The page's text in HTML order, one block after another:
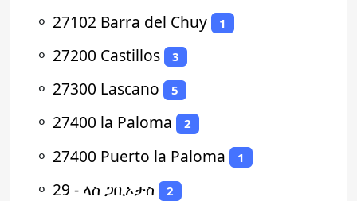
⚬ 27102 Barra del Chuy 1
⚬ 27200 Castillos 3
⚬ 27300 Lascano 5
⚬ 27400 la Paloma 2
⚬ 27400 Puerto la Paloma 1
⚬ 29 - ላስ ጋቢኦታስ 2